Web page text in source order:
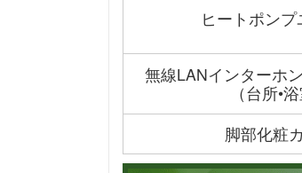
ヒートポンプ
無線LANインターホ
（台所•浴
脚部化粧